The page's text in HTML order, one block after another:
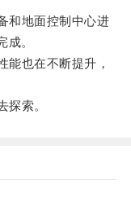
地面控制中心进
成。
也在不断提升，
索。